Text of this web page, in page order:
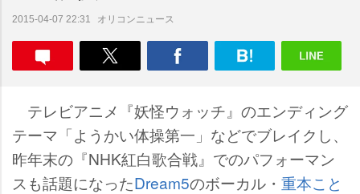
2015-04-07 22:31 オリコンニュース
テレビアニメ『妖怪ウォッチ』のエンディング
テーマ「ようかい体操第一」などでブレイクし、
昨年末の『NHK紅白歌合戦』でのパフォーマン
スも話題になったDream5のボーカル・ 重本こと